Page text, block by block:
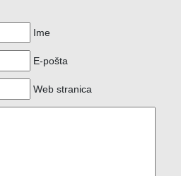
Ime
E-pošta
Web stranica